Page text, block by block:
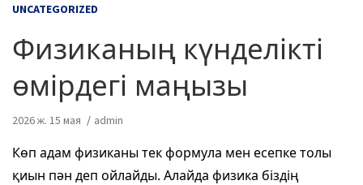
UNCATEGORIZED
Физиканың күнделікті
өмірдегі маңызы
2026 ж. 15 мая admin
Көп адам физиканы тек формула мен есепке толы
қиын пән деп ойлайды. Алайда физика біздің